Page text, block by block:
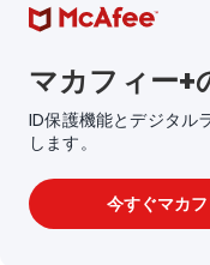
マカフィー+
ID保護機能とデジタル
します。
今すぐマカ